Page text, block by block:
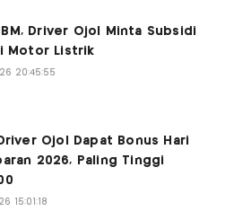
Driver Ojol Minta Subsidi
Motor Listrik
20:45:55
Ojol Dapat Bonus Hari
2026, Paling Tinggi
15:01:18